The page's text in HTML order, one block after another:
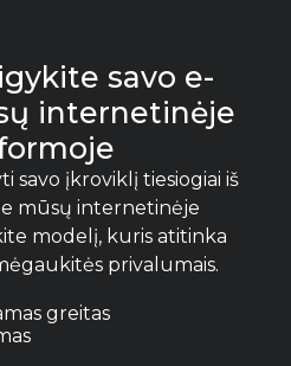
savo e-
internetinėje
savo įkroviklį tiesiogiai iš
mūsų internetinėje
modelį, kuris atitinka
privalumais.
greitas